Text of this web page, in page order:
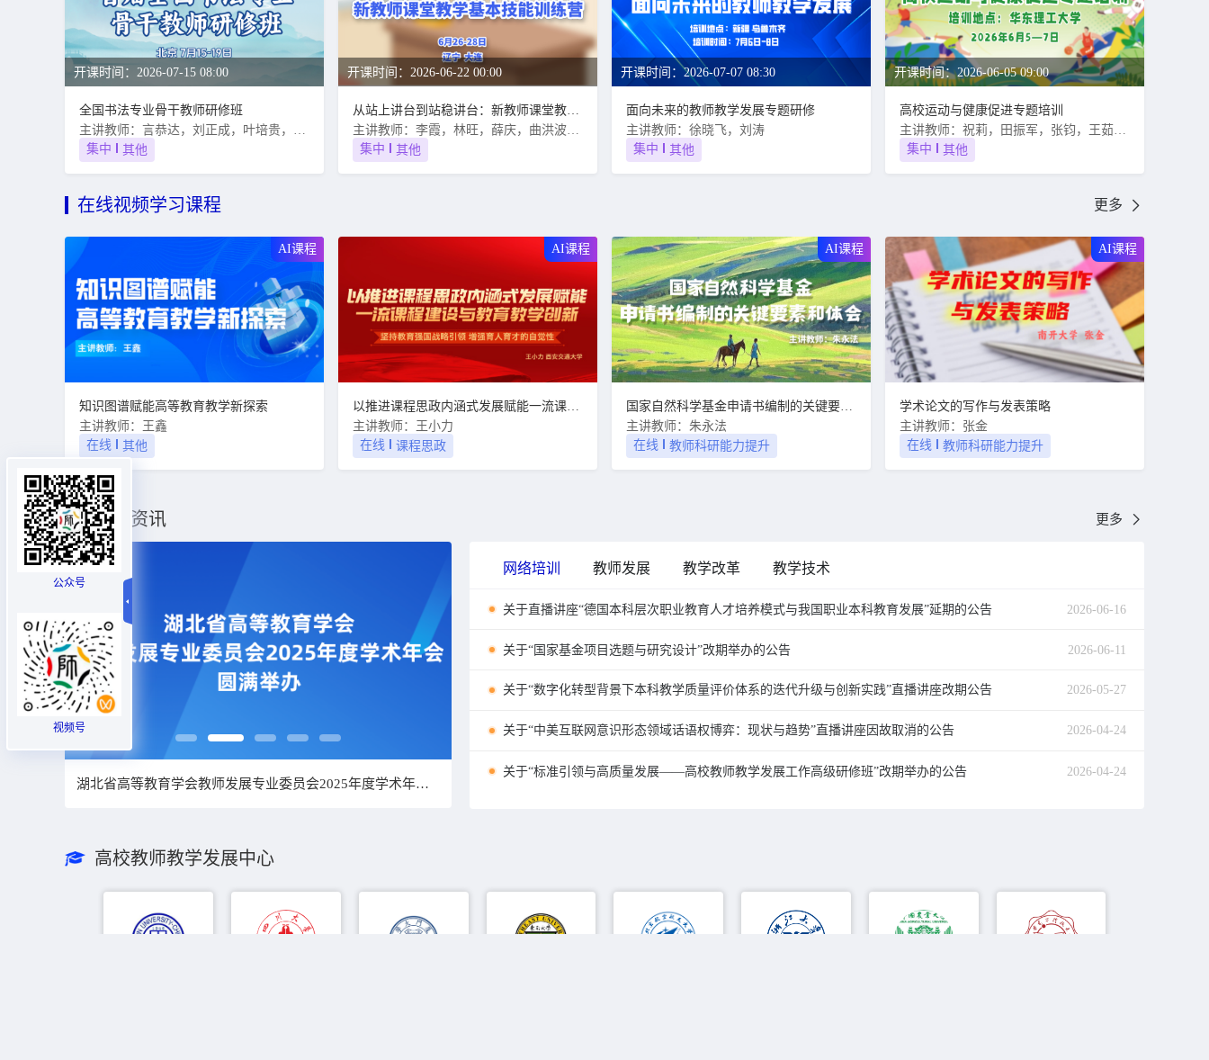
开课时间：2026-07-15 08:00
全国书法专业骨干教师研修班
主讲教师：言恭达，刘正成，叶培贵，郑晓华，朱培尔，李彤，冯宝麟
集中
其他
开课时间：2026-06-22 00:00
从站上讲台到站稳讲台：新教师课堂教学基本技能训练营
主讲教师：李霞，林旺，薛庆，曲洪波，韩映雄，陈江，鲍崇高
集中
其他
开课时间：2026-07-07 08:30
面向未来的教师教学发展专题研修
主讲教师：徐晓飞，刘涛
集中
其他
开课时间：2026-06-05 09:00
高校运动与健康促进专题培训
主讲教师：祝莉，田振军，张钧，王茹，何玉秀，尹小俭，叶心明，齐洁
集中
其他
在线视频学习课程 更多
AI课程
知识图谱赋能高等教育教学新探索
主讲教师：王鑫
在线
其他
AI课程
以推进课程思政内涵式发展赋能一流课程建设与教育教学创新
主讲教师：王小力
在线
课程思政
AI课程
国家自然科学基金申请书编制的关键要素和体会
主讲教师：朱永法
在线
教师科研能力提升
AI课程
学术论文的写作与发表策略
主讲教师：张金
在线
教师科研能力提升
最新资讯 更多
山东高校教师教学发展联盟成立大会召开
网络培训 教师发展 教学改革 教学技术
关于直播讲座“德国本科层次职业教育人才培养模式与我国职业本科教育发展”延期的公告 2026-06-16
关于“国家基金项目选题与研究设计”改期举办的公告 2026-06-11
关于“数字化转型背景下本科教学质量评价体系的迭代升级与创新实践”直播讲座改期公告 2026-05-27
关于“中美互联网意识形态领域话语权博弈：‌现状与趋势”直播讲座因故取消的公告 2026-04-24
关于“标准引领与高质量发展——高校教师教学发展工作高级研修班”改期举办的公告 2026-04-24
高校教师教学发展中心
公众号
视频号